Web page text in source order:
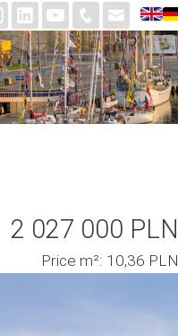
2 027 000 PLN
Price m²: 10,36 PLN